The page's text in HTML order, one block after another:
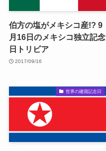
伯方の塩がメキシコ産!? 9
月16日のメキシコ独立記念
日トリビア
2017/09/16
世界の建国記念日